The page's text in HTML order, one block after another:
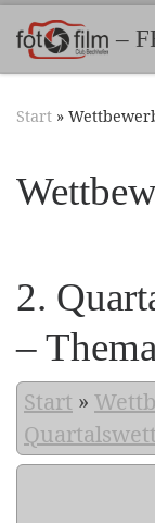
Zum Inhalt–
Start »
2.
–
Start »